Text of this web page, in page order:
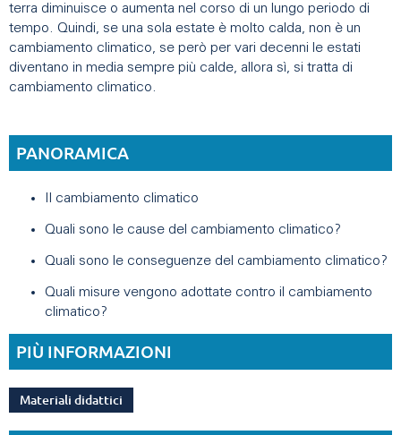
terra diminuisce o aumenta nel corso di un lungo periodo di
tempo. Quindi, se una sola estate è molto calda, non è un
cambiamento climatico, se però per vari decenni le estati
diventano in media sempre più calde, allora sì, si tratta di
cambiamento climatico.
PANORAMICA
Il cambiamento climatico
Quali sono le cause del cambiamento climatico?
Quali sono le conseguenze del cambiamento climatico?
Quali misure vengono adottate contro il cambiamento
climatico?
PIÙ INFORMAZIONI
Materiali didattici